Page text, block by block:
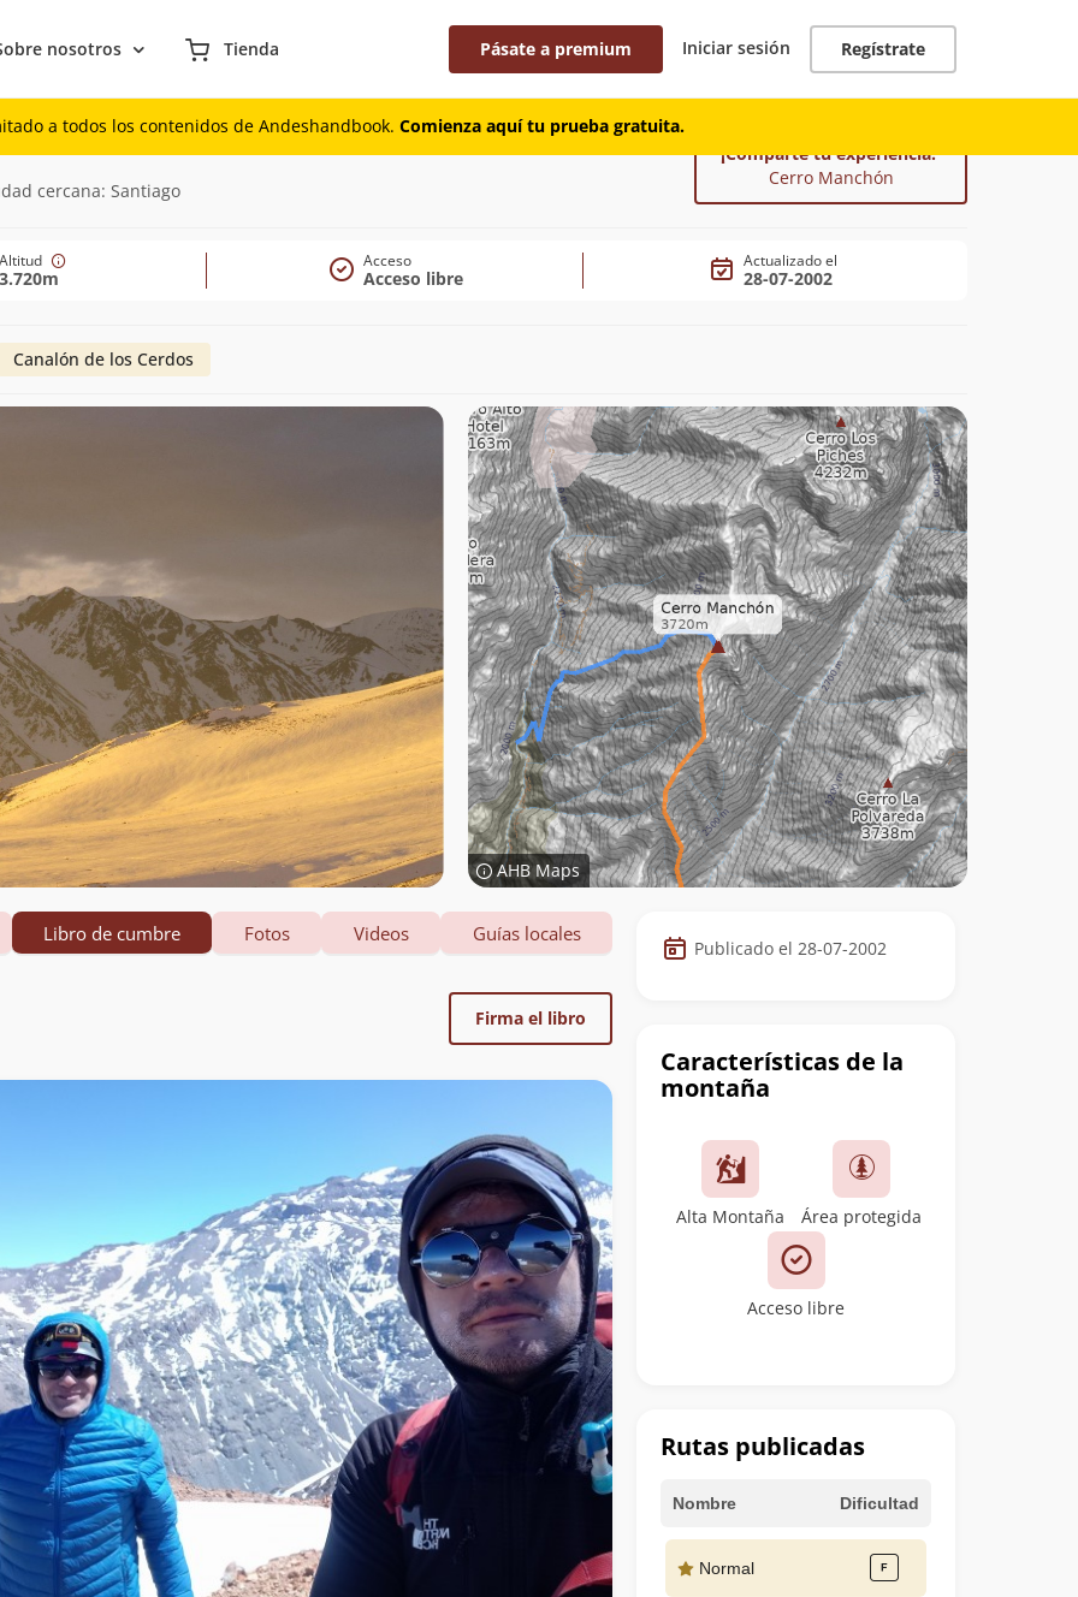
nosotros Tienda Pásate a premium Iniciar sesión Regístrate
a todos los contenidos de Andeshandbook. Comienza aquí tu prueba gratuita.
cercana: Santiago
¡Comparte tu experiencia!
Cerro Manchón
Altitud
3.720m
Acceso
Acceso libre
Actualizado el
28-07-2002
Canalón de los Cerdos
AHB Maps
Datos
de
cumbre
Publicado el 28-07-2002
Características de la
montaña
Alta Montaña Área protegida
Acceso libre
Rutas publicadas
Nombre Dificultad
Normal
Libro de cumbre Fotos Videos Guías locales
Firma el libro